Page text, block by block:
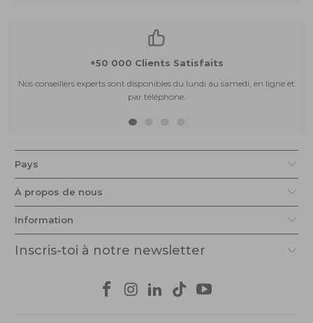
+50 000 Clients Satisfaits
Nos conseillers experts sont disponibles du lundi au samedi, en ligne et
par téléphone.
Pays
À propos de nous
Information
Inscris-toi à notre newsletter